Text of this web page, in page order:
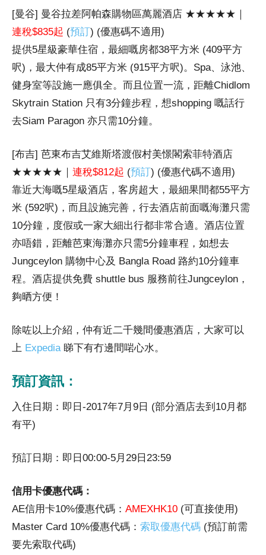
[曼谷] 曼谷拉差阿帕森購物區萬麗酒店 ★★★★★｜
連稅$835起 (預訂) (優惠碼不適用)
提供5星級豪華住宿，最細嘅房都38平方米 (409平方
呎)，最大仲有成85平方米 (915平方呎)。Spa、泳池、
健身室等設施一應俱全。而且位置一流，距離Chidlom
Skytrain Station 只有3分鐘步程，想shopping 嘅話行
去Siam Paragon 亦只需10分鐘。
[布吉] 芭東布吉艾維斯塔渡假村美憬閣索菲特酒店
★★★★★｜ 連稅$812起 (預訂) (優惠代碼不適用)
靠近大海嘅5星級酒店，客房超大，最細果間都55平方
米 (592呎)，而且設施完善，行去酒店前面嘅海灘只需
10分鐘，度假或一家大細出行都非常合適。酒店位置
亦唔錯，距離芭東海灘亦只需5分鐘車程，如想去
Jungceylon 購物中心及 Bangla Road 路約10分鐘車
程。酒店提供免費 shuttle bus 服務前往Jungceylon，
夠晒方便！
除咗以上介紹，仲有近二千幾間優惠酒店，大家可以
上 Expedia睇下有冇邊間啱心水。
預訂資訊：
入住日期：即日-2017年7月9日 (部分酒店去到10月都
有平)
預訂日期：即日00:00-5月29日23:59
信用卡優惠代碼：
AE信用卡10%優惠代碼： AMEXHK10 (可直接使用)
Master Card 10%優惠代碼： 索取優惠代碼 (預訂前需
要先索取代碼)